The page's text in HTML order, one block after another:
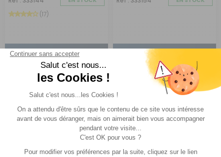
(17)
ACHETER 63,90 € ACHETER